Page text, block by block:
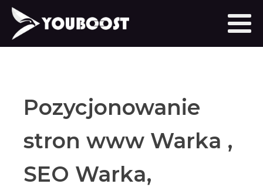
Pozycjonowanie
stron www Warka ,
SEO Warka,